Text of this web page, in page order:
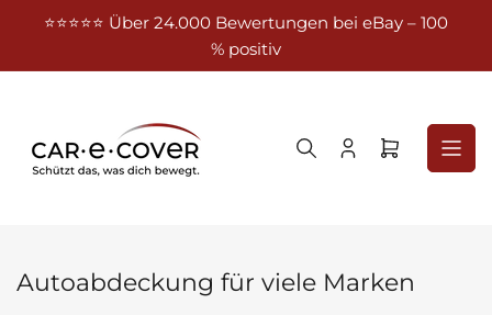
Inhalt
⭐⭐⭐⭐⭐ Über 24.000 Bewertungen bei eBay – 100
% positiv
Anmelden
Mini-
Warenkorb
Autoabdeckung für viele Marken